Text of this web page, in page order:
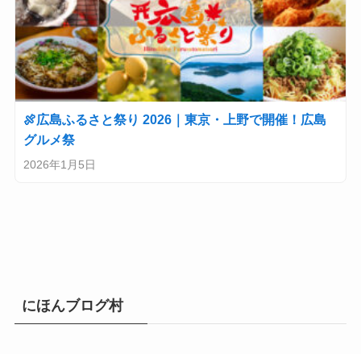
🍖広島ふるさと祭り 2026｜東京・上野で開催！広島
グルメ祭
2026年1月5日
にほんブログ村